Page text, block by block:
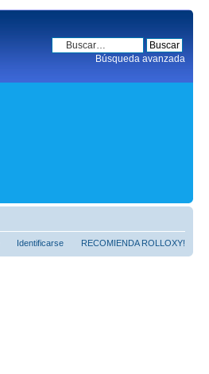
Búsqueda avanzada
Identificarse RECOMIENDA ROLLOXY!